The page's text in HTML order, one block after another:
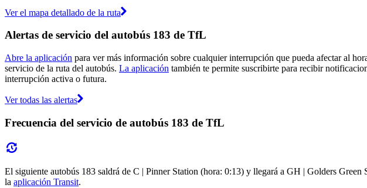
Ver el mapa detallado de la ruta
Alertas de servicio del autobús 183 de TfL
Abre la aplicación para ver más información sobre cualquier interrupción que pueda afectar al
servicio de la ruta del autobús. La aplicación también te permite suscribirte para recibir
interrupción activa o futura.
Ver todas las alertas
Frecuencia del servicio de autobús 183 de TfL
El siguiente autobús 183 saldrá de C | Pinner Station (hora: 0:13) y llegará a GH | Golders
la aplicación Transit.